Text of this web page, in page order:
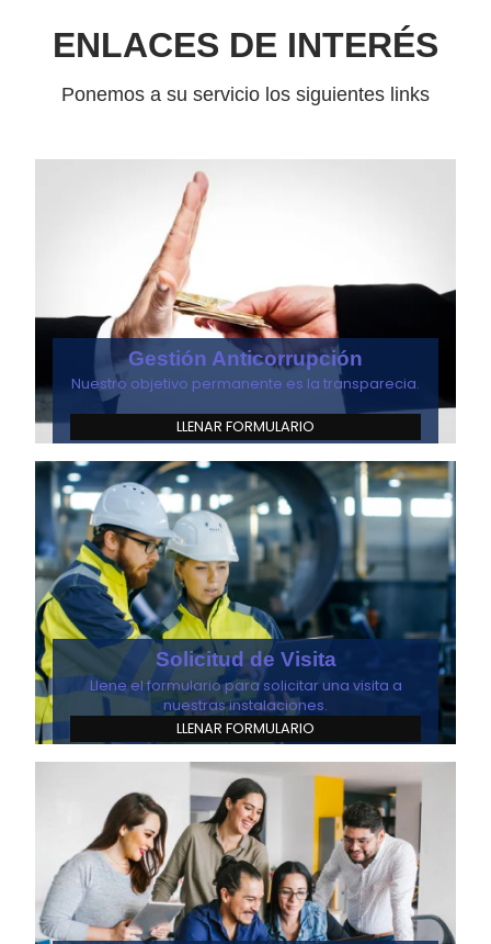
ENLACES DE INTERÉS
Ponemos a su servicio los siguientes links
Gestión Anticorrupción
Nuestro objetivo permanente es la transparecia.
LLENAR FORMULARIO
Solicitud de Visita
Llene el formulario para solicitar una visita a
nuestras instalaciones.
LLENAR FORMULARIO